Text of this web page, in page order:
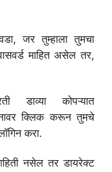
जर तुम्हाला तुमचा
माहित असेल तर,
डाव्या कोपऱ्यात
क्लिक करून तुमचे
करा.
नसेल तर डायरेक्ट